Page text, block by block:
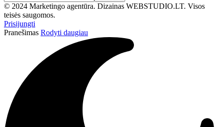
© 2024 Marketingo agentūra. Dizainas WEBSTUDIO.LT. Visos
teisės saugomos.
Prisijungti
Pranešimas Rodyti daugiau